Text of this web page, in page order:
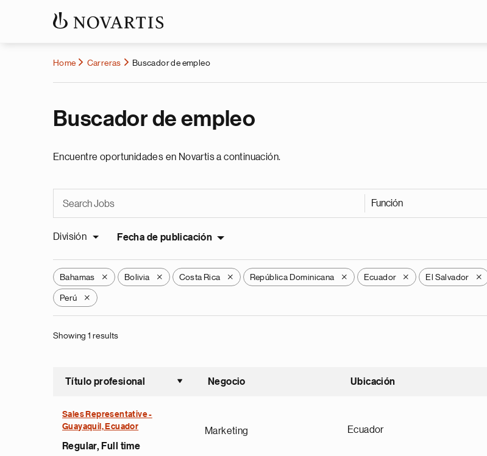
Home Carreras Buscador de empleo
Buscador de empleo
Encuentre oportunidades en Novartis a continuación.
Función
División Fecha de publicación
Bahamas X Bolivia X Costa Rica X República Dominicana X Ecuador X El Salvador X
Perú X
Showing 1 results
Título profesional
Ordenar ascendente
Negocio Ubicación
Sales Representative -
Guayaquil, Ecuador
Regular, Full time
Marketing Ecuador